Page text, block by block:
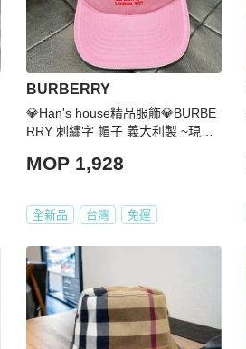
BURBERRY
💎Han's house精品服飾💎BURBE
RRY 刺繡字 帽子 義大利製 ~現貨
MOP 1,928
全新品 台灣 免運